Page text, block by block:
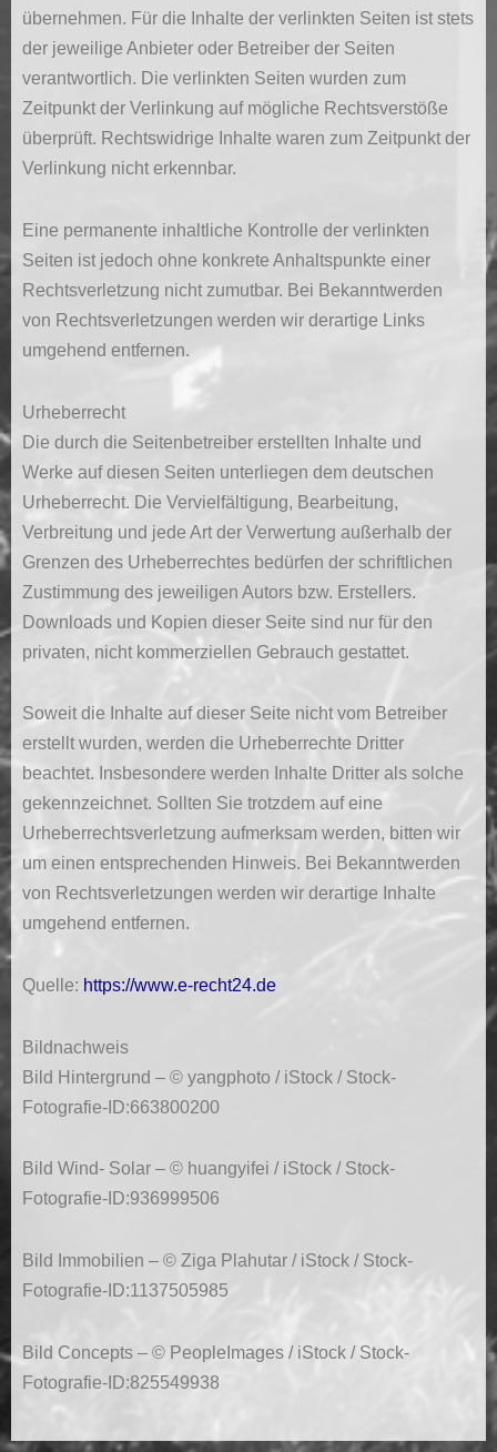
übernehmen. Für die Inhalte der verlinkten Seiten ist stets
der jeweilige Anbieter oder Betreiber der Seiten
verantwortlich. Die verlinkten Seiten wurden zum
Zeitpunkt der Verlinkung auf mögliche Rechtsverstöße
überprüft. Rechtswidrige Inhalte waren zum Zeitpunkt der
Verlinkung nicht erkennbar.
Eine permanente inhaltliche Kontrolle der verlinkten
Seiten ist jedoch ohne konkrete Anhaltspunkte einer
Rechtsverletzung nicht zumutbar. Bei Bekanntwerden
von Rechtsverletzungen werden wir derartige Links
umgehend entfernen.
Urheberrecht
Die durch die Seitenbetreiber erstellten Inhalte und
Werke auf diesen Seiten unterliegen dem deutschen
Urheberrecht. Die Vervielfältigung, Bearbeitung,
Verbreitung und jede Art der Verwertung außerhalb der
Grenzen des Urheberrechtes bedürfen der schriftlichen
Zustimmung des jeweiligen Autors bzw. Erstellers.
Downloads und Kopien dieser Seite sind nur für den
privaten, nicht kommerziellen Gebrauch gestattet.
Soweit die Inhalte auf dieser Seite nicht vom Betreiber
erstellt wurden, werden die Urheberrechte Dritter
beachtet. Insbesondere werden Inhalte Dritter als solche
gekennzeichnet. Sollten Sie trotzdem auf eine
Urheberrechtsverletzung aufmerksam werden, bitten wir
um einen entsprechenden Hinweis. Bei Bekanntwerden
von Rechtsverletzungen werden wir derartige Inhalte
umgehend entfernen.
Quelle: https://www.e-recht24.de
Bildnachweis
Bild Hintergrund – © yangphoto / iStock / Stock-
Fotografie-ID:663800200
Bild Wind- Solar – © huangyifei / iStock / Stock-
Fotografie-ID:936999506
Bild Immobilien – © Ziga Plahutar / iStock / Stock-
Fotografie-ID:1137505985
Bild Concepts – © PeopleImages / iStock / Stock-
Fotografie-ID:825549938